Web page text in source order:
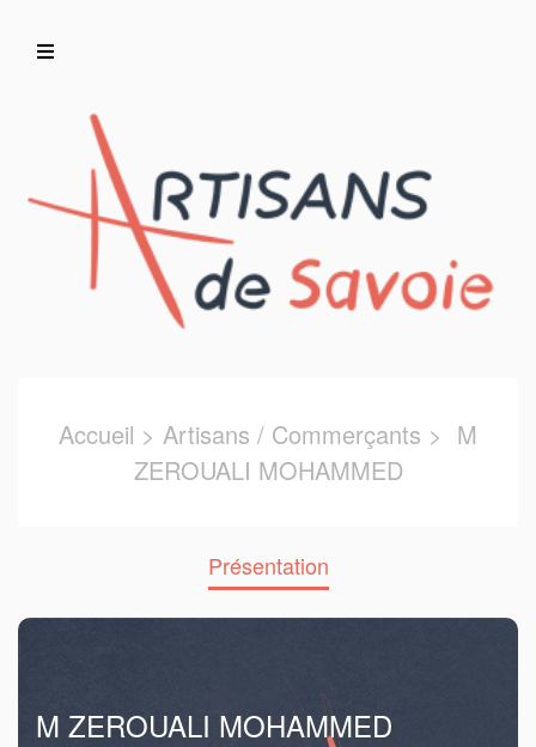
Accueil
Artisans/Commerçants
Accueil > Artisans / Commerçants > M
ZEROUALI MOHAMMED
Présentation
M ZEROUALI MOHAMMED